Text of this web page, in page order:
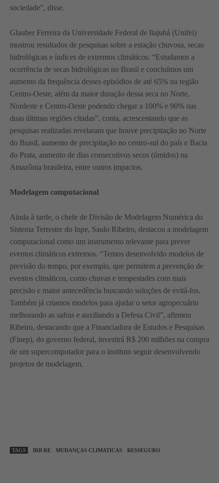
sociedade”, disse.
Glauber Ferreira da Universidade Federal de Itajubá (Unifei)
mostrou resultados de pesquisas sobre a estação chuvosa, secas
hidrológicas e índices de extremos climáticos. “Estudamos a
ocorrência de secas hidrológicas no Brasil e concluímos um
aumento da frequência desses episódios de até 65% na região
Centro-Oeste, além da maior duração dessa seca no Norte,
Nordeste e Centro-Oeste podendo chegar a 100% e 90% nas
duas últimas regiões citadas”, conta, acrescentando que as
pesquisas realizadas revelaram que houve precipitação no Norte
do Brasil, aumento de precipitação no centro-sul do país e Bacia
do Prata, aumento de dias consecutivos secos (úmidos) na
Amazônia brasileira, entre outros impactos.
Modelagem computacional
Ainda à tarde, o chefe de Divisão de Modelagem Numérica do
Sistema Terrestre do Inpe, Saulo Ribeiro, destacou a modelagem
computacional como um instrumento relevante para prever
eventos climáticos extremos. “Temos desenvolvido modelos de
previsão do tempo, por exemplo, que permitem a prevenção de
eventos climáticos, como chuvas e tempestades com mais
precisão e maior antecedência buscando soluções de evitá-los.
Também já criamos modelos para ajudar o setor agropecuário
melhorando as safras e auxiliando a Defesa Civil”, afirmou
Ribeiro, destacando que a Financiadora de Estudos e Pesquisas
(Finep), do governo federal, investirá R$ 200 milhões na compra
de um supercomputador para o instituto seguir desenvolvendo
projetos de modelagem.
TAGS IRB RE MUDANÇAS CLIMATICAS RESSEGURO